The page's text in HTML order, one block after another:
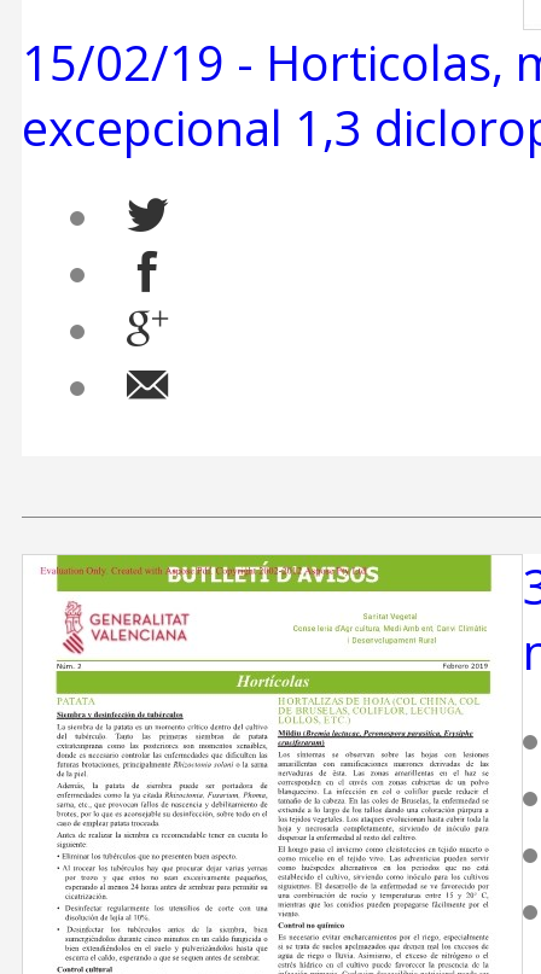
15/02/19 - Horticolas,
excepcional 1,3